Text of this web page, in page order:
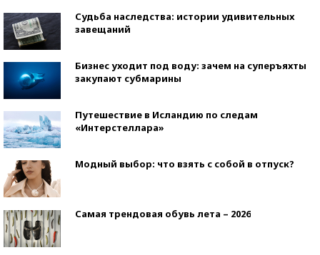
Судьба наследства: истории удивительных
завещаний
Бизнес уходит под воду: зачем на суперъяхты
закупают субмарины
Путешествие в Исландию по следам
«Интерстеллара»
Модный выбор: что взять с собой в отпуск?
Самая трендовая обувь лета – 2026